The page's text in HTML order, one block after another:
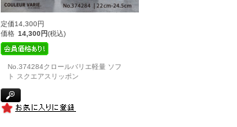
定価14,300円
価格 14,300円(税込)
No.374284クロールバリエ軽量 ソフ
ト スクエアスリッポン